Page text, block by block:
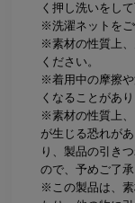
く押し洗いをして
※洗濯ネットをご
※素材の性質上
ください。
※着用中の摩擦
くなることがあり
※素材の性質上、
が生じる恐れが
り、製品の引き
ので、予めご了承
※この製品は、